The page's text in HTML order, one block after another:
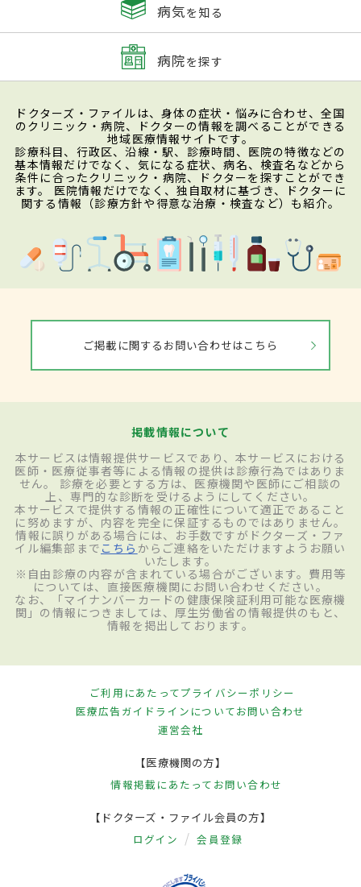
病気を知る
病院を探す
ドクターズ・ファイルは、身体の症状・悩みに合わせ、全国
のクリニック・病院、ドクターの情報を調べることができる
地域医療情報サイトです。
診療科目、行政区、沿線・駅、診療時間、医院の特徴などの
基本情報だけでなく、気になる症状、病名、検査名などから
条件に合ったクリニック・病院、ドクターを探すことができ
ます。 医院情報だけでなく、独自取材に基づき、ドクターに
関する情報（診療方針や得意な治療・検査など）も紹介。
ご掲載に関するお問い合わせはこちら
掲載情報について
本サービスは情報提供サービスであり、本サービスにおける
医師・医療従事者等による情報の提供は診療行為ではありま
せん。 診療を必要とする方は、医療機関や医師にご相談の
上、専門的な診断を受けるようにしてください。
本サービスで提供する情報の正確性について適正であること
に努めますが、内容を完全に保証するものではありません。
情報に誤りがある場合には、お手数ですがドクターズ・ファ
イル編集部まで こちら からご連絡をいただけますようお願い
いたします。
※自由診療の内容が含まれている場合がございます。費用等
については、直接医療機関にお問い合わせください。
なお、「マイナンバーカードの健康保険証利用可能な医療機
関」の情報につきましては、厚生労働省の情報提供のもと、
情報を掲出しております。
ご利用にあたってプライバシーポリシー
医療広告ガイドラインについてお問い合わせ
運営会社
【医療機関の方】
情報掲載にあたって お問い合わせ
【ドクターズ・ファイル会員の方】
ログイン 会員登録